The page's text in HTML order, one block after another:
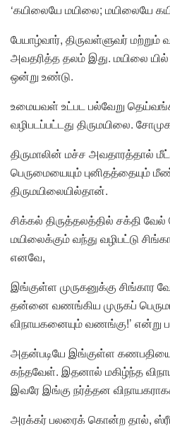
‘கயிலையே மயிலை; மயிலையே
பேயாழ்வார், திருவள்ளுவர்
அவதரித்த தலம் இது. மயிலை
ஒன்று உண்டு.
உமையவள் உட்பட பல்வேறு
வழிபடப்பட்டது திருமயிலை.
திருமாலின் மச்ச அவதாரத்தால்
பெருமையையும் புனிதத்தையும்
திருமயிலையில்தான்.
சிக்கல் திருத்தலத்தில் சக்தி வேல்
மயிலைக்கும் வந்து வழிபட்டு
எனவே,
இங்குள்ள முருகனுக்கு சிங்கார
தன்னை வணங்கிய முருகப்
விநாயகனையும் வணங்கு!’ என்று
அதன்படியே இங்குள்ள
கந்தவேள். இதனால் மகிழ்ந்த
இவரே இங்கு நர்த்தன விநாயகராகக்
அரக்கர் பலரைக் கொன்ற தால்,